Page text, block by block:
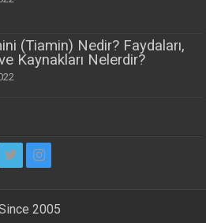
(Tiamin) Nedir? Faydaları,
Kaynakları Nelerdir?
2005